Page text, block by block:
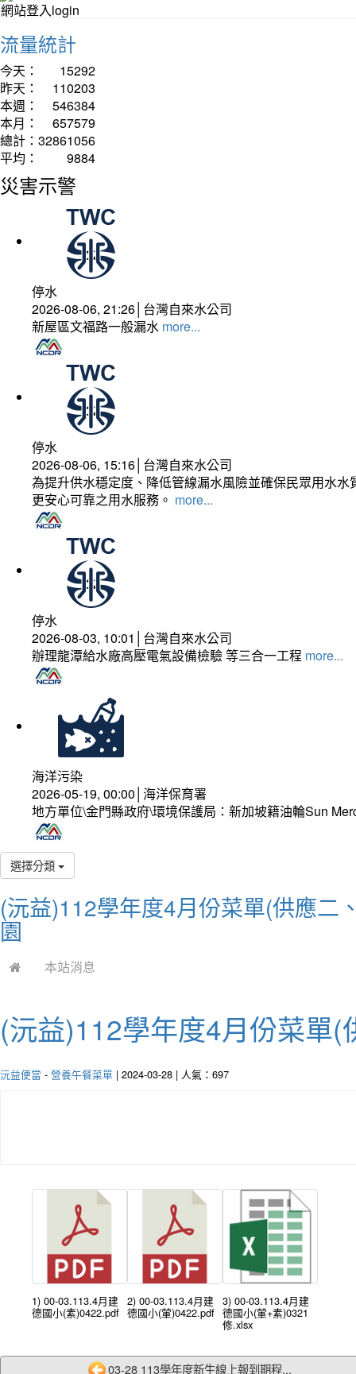
網站登入login
流量統計
今天：
15292
昨天：
110203
本週：
546384
本月：
657579
總計： 32861056
平均：
9884
災害示警
停水
2026-08-06, 21:26│台灣自來水公司
新屋區文福路一般漏水 more...
停水
2026-08-06, 15:16│台灣自來水公司
為提升供水穩定度、降低管線漏水風險並確保民眾用水
更安心可靠之用水服務。 more...
停水
2026-08-03, 10:01│台灣自來水公司
辦理龍潭給水廠高壓電氣設備檢驗 等三合一工程 more...
海洋污染
2026-05-19, 00:00│海洋保育署
地方單位\金門縣政府\環境保護局：新加坡籍油輪Sun
選擇分類
(沅益)112學年度4月份菜單(供應二
園
本站消息
(沅益)112學年度4月份菜單(
沅益便當 - 營養午餐菜單 | 2024-03-28 | 人氣：697
1) 00-03.113.4月建
德國小(素)0422.pdf
2) 00-03.113.4月建
德國小(葷)0422.pdf
3) 00-03.113.4月建
德國小(葷+素)0321
修.xlsx
03-28 113學年度新生線上報到期程...